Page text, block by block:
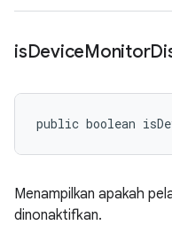
isDeviceMonitor
public boolean
Menampilkan apakah
dinonaktifkan.